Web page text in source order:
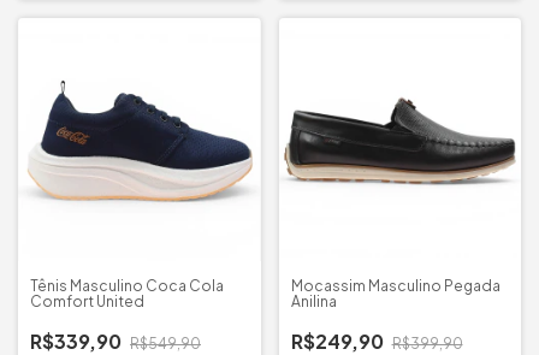
Tênis Masculino Coca Cola
Comfort United
R$339,90 R$549,90
Mocassim Masculino Pegada
Anilina
R$249,90 R$399,90